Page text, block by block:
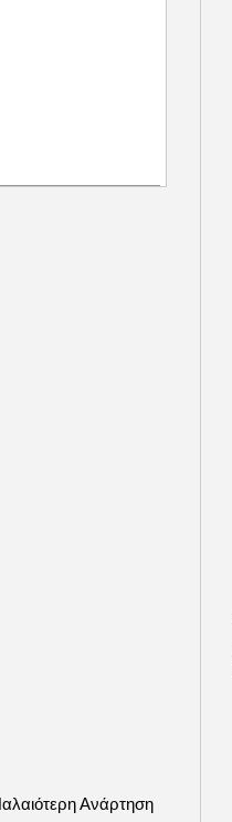
Ανάρτηση